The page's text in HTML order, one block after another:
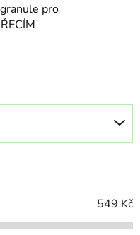
pro
549 Kč